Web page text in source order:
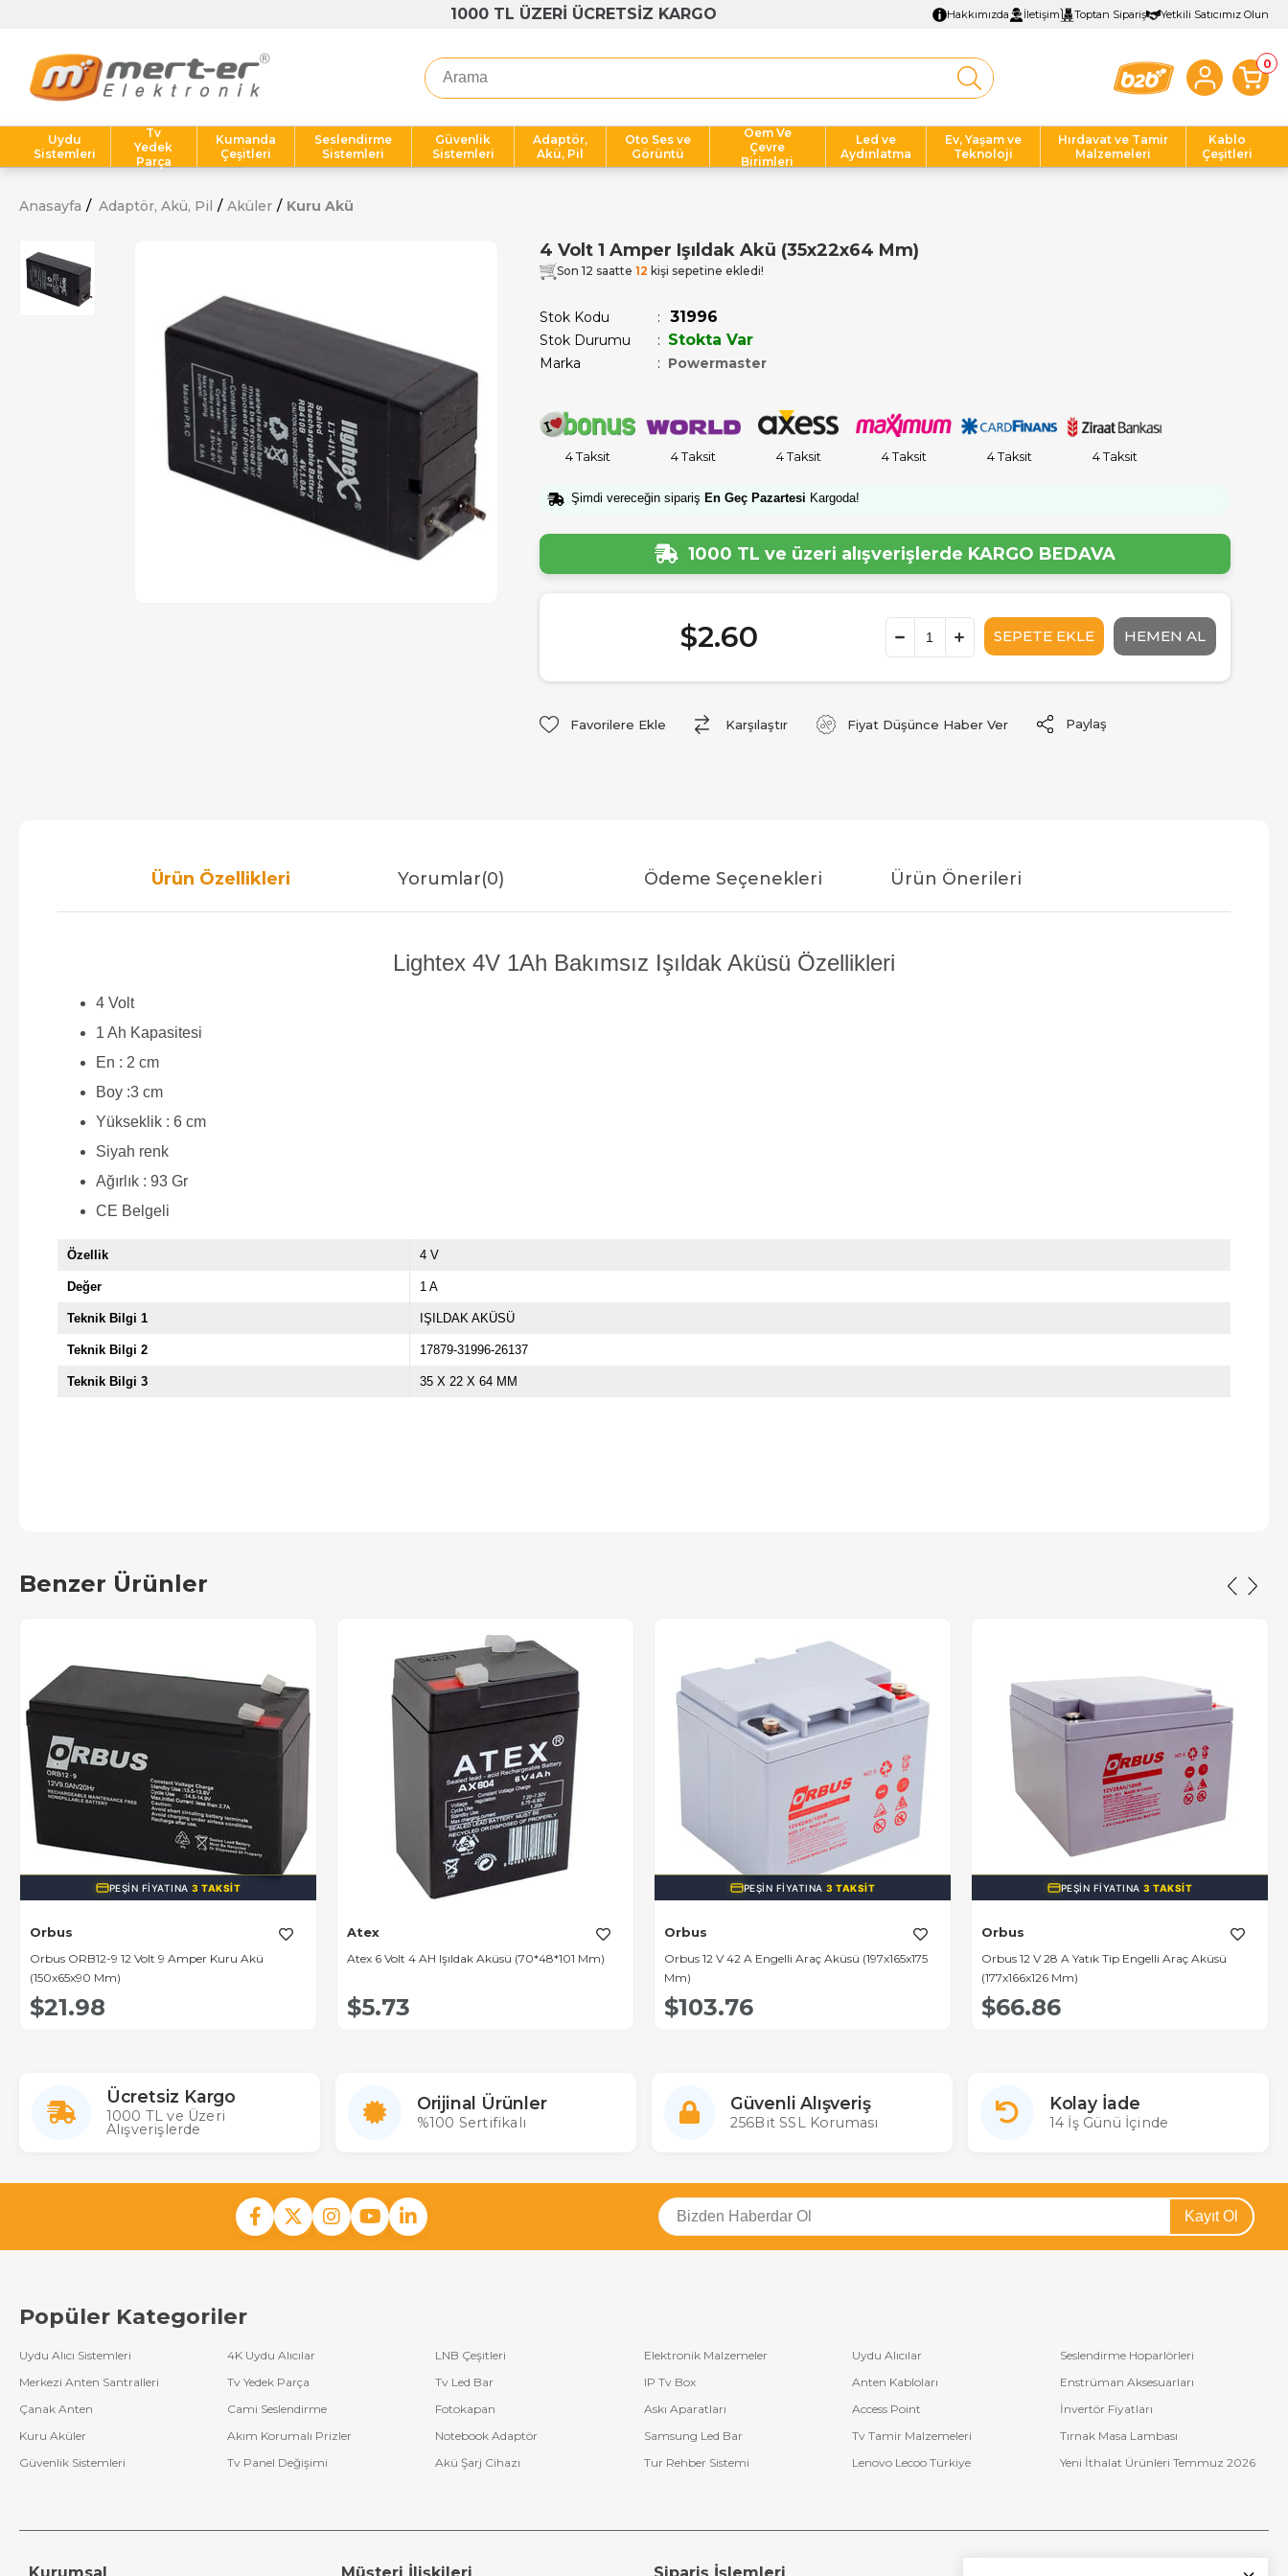
1000 TL ÜZERİ ÜCRETSİZ KARGO Hakkımızda İletişim Toptan Sipariş Yetkili Satıcımız Olun
0
Uydu
Sistemleri
Tv
Yedek
Parça
Kumanda
Çeşitleri
Seslendirme
Sistemleri
Güvenlik
Sistemleri
Adaptör,
Akü, Pil
Oto Ses ve
Görüntü
Oem Ve
Çevre
Birimleri
Led ve
Aydınlatma
Ev, Yaşam ve
Teknoloji
Hırdavat ve Tamir
Malzemeleri
Kablo
Çeşitleri
Anasayfa Adaptör, Akü, Pil Aküler Kuru Akü
4 Volt 1 Amper Işıldak Akü (35x22x64 Mm)
Son 12 saatte 12 kişi sepetine ekledi!
Stok Kodu 31996
Stok Durumu : Stokta Var
Marka : Powermaster
4 Taksit 4 Taksit 4 Taksit 4 Taksit 4 Taksit 4 Taksit
Şimdi vereceğin sipariş En Geç Pazartesi Kargoda!
1000 TL ve üzeri alışverişlerde KARGO BEDAVA
$2.60
Favorilere Ekle Karşılaştır Fiyat Düşünce Haber Ver Paylaş
Ürün Özellikleri Yorumlar(0) Ödeme Seçenekleri Ürün Önerileri
Lightex 4V 1Ah Bakımsız Işıldak Aküsü Özellikleri
4 Volt
1 Ah Kapasitesi
En : 2 cm
Boy :3 cm
Yükseklik : 6 cm
Siyah renk
Ağırlık : 93 Gr
CE Belgeli
Özellik 4 V
Değer 1 A
Teknik Bilgi 1 IŞILDAK AKÜSÜ
Teknik Bilgi 2 17879-31996-26137
Teknik Bilgi 3 35 X 22 X 64 MM
Benzer Ürünler
PEŞIN FIYATINA3 TAKSIT
Orbus
Orbus ORB12-9 12 Volt 9 Amper Kuru Akü
(150x65x90 Mm)
$21.98
Atex
Atex 6 Volt 4 AH Işıldak Aküsü (70*48*101 Mm)
$5.73
PEŞIN FIYATINA3 TAKSIT
Orbus
Orbus 12 V 42 A Engelli Araç Aküsü (197x165x175
Mm)
$103.76
PEŞIN FIYATINA3 TAKSIT
Orbus
Orbus 12 V 28 A Yatık Tip Engelli Araç Aküsü
(177x166x126 Mm)
$66.86
Ücretsiz Kargo
1000 TL ve Üzeri
Alışverişlerde
Orijinal Ürünler
%100 Sertifikalı
Güvenli Alışveriş
256Bit SSL Koruması
Kolay İade
14 İş Günü İçinde
Kayıt Ol
Popüler Kategoriler
Uydu Alıcı Sistemleri 4K Uydu Alıcılar LNB Çeşitleri Elektronik Malzemeler Uydu Alıcılar
Seslendirme Hoparlörleri
Merkezi Anten Santralleri
Tv Yedek Parça Tv Led Bar IP Tv Box Anten Kabloları
Enstrüman Aksesuarları
Çanak Anten
Cami Seslendirme Fotokapan Askı Aparatları Access Point
İnvertör Fiyatları
Kuru Aküler
Akım Korumalı Prizler Notebook Adaptör Samsung Led Bar Tv Tamir Malzemeleri
Tırnak Masa Lambası
Güvenlik Sistemleri
Tv Panel Değişimi Akü Şarj Cihazı Tur Rehber Sistemi Lenovo Lecoo Türkiye Yeni İthalat Ürünleri Temmuz 2026
Kurumsal Müşteri İlişkileri Sipariş İşlemleri